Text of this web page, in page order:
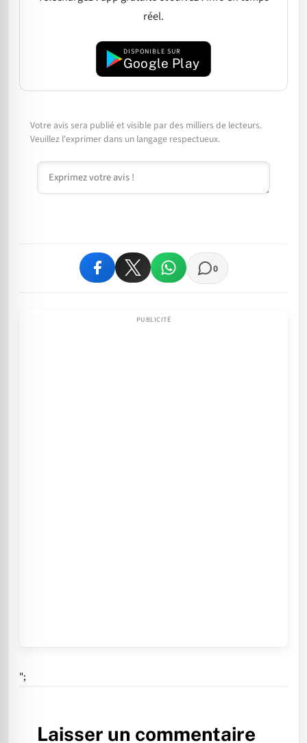
réel.
DISPONIBLE SUR
Google Play
Votre avis sera publié et visible par des milliers de lecteurs.
Veuillez l'exprimer dans un langage respectueux.
Commentaire
0
";
Laisser un commentaire